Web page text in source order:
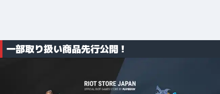
一部取り扱い商品先行公開！